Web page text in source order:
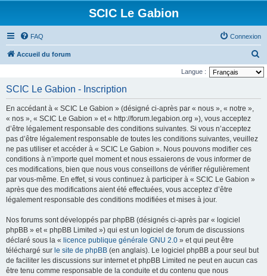
SCIC Le Gabion
FAQ Connexion
Accueil du forum
e
Langue :
SCIC Le Gabion - Inscription
En accédant à « SCIC Le Gabion » (désigné ci-après par « nous », « notre »,
« nos », « SCIC Le Gabion » et « http://forum.legabion.org »), vous acceptez
d’être légalement responsable des conditions suivantes. Si vous n’acceptez
pas d’être légalement responsable de toutes les conditions suivantes, veuillez
ne pas utiliser et accéder à « SCIC Le Gabion ». Nous pouvons modifier ces
conditions à n’importe quel moment et nous essaierons de vous informer de
ces modifications, bien que nous vous conseillons de vérifier régulièrement
par vous-même. En effet, si vous continuez à participer à « SCIC Le Gabion »
après que des modifications aient été effectuées, vous acceptez d’être
légalement responsable des conditions modifiées et mises à jour.
Nos forums sont développés par phpBB (désignés ci-après par « logiciel
phpBB » et « phpBB Limited ») qui est un logiciel de forum de discussions
déclaré sous la « licence publique générale GNU 2.0 » et qui peut être
téléchargé sur le site de phpBB (en anglais). Le logiciel phpBB a pour seul but
de faciliter les discussions sur internet et phpBB Limited ne peut en aucun cas
être tenu comme responsable de la conduite et du contenu que nous